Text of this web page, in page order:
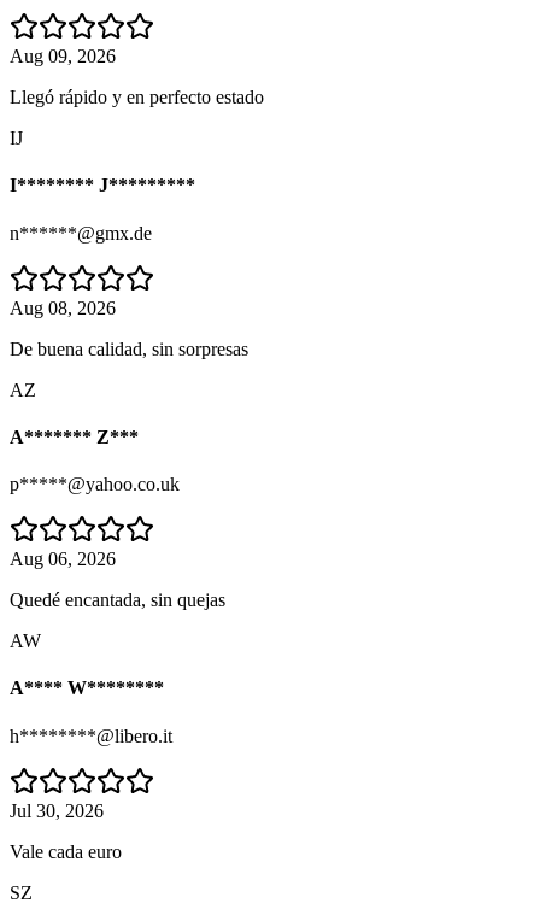
Aug 09, 2026
Llegó rápido y en perfecto estado
IJ
I******** J*********
n******@gmx.de
Aug 08, 2026
De buena calidad, sin sorpresas
AZ
A******* Z***
p*****@yahoo.co.uk
Aug 06, 2026
Quedé encantada, sin quejas
AW
A**** W********
h********@libero.it
Jul 30, 2026
Vale cada euro
SZ